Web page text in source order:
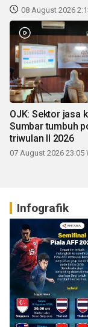
08 August 2026
OJK: Sektor jasa
Sumbar tumbuh
triwulan II 2026
07 August 2026 23:05
Infografik